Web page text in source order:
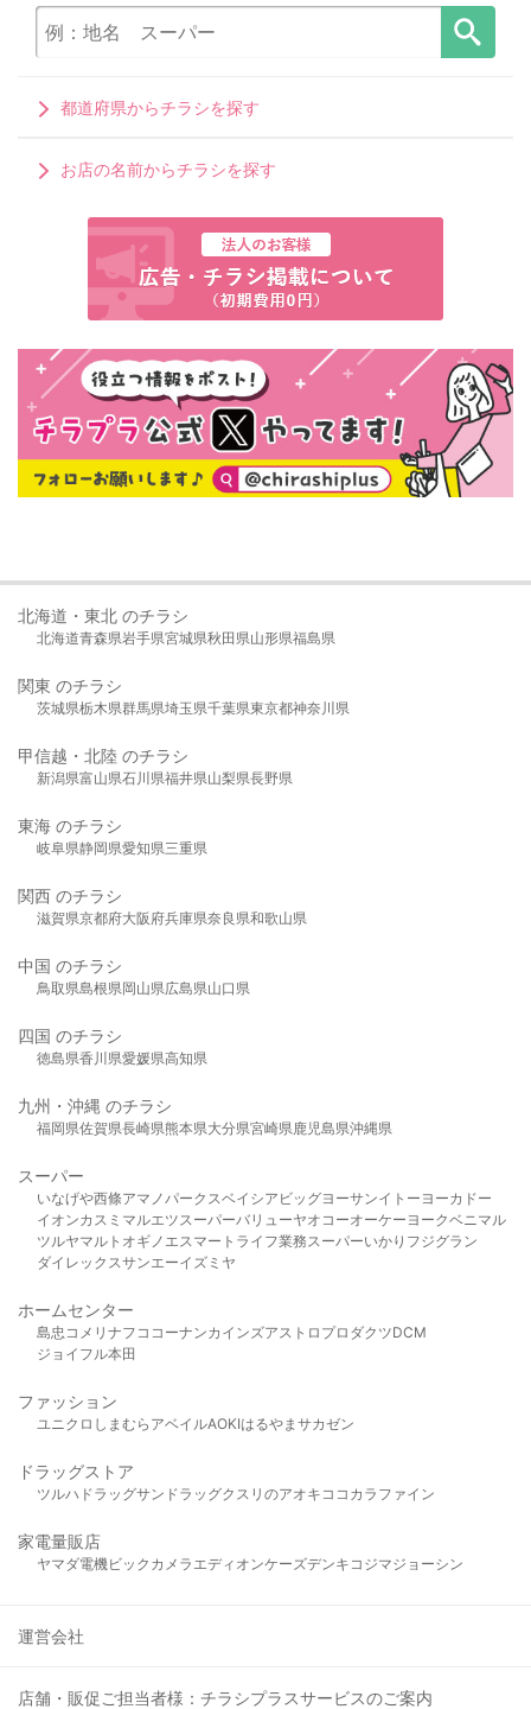
都道府県からチラシを探す
お店の名前からチラシを探す
北海道・東北 のチラシ
北海道青森県岩手県宮城県秋田県山形県福島県
関東 のチラシ
茨城県栃木県群馬県埼玉県千葉県東京都神奈川県
甲信越・北陸 のチラシ
新潟県富山県石川県福井県山梨県長野県
東海 のチラシ
岐阜県静岡県愛知県三重県
関西 のチラシ
滋賀県京都府大阪府兵庫県奈良県和歌山県
中国 のチラシ
鳥取県島根県岡山県広島県山口県
四国 のチラシ
徳島県香川県愛媛県高知県
九州・沖縄 のチラシ
福岡県佐賀県長崎県熊本県大分県宮崎県鹿児島県沖縄県
スーパー
いなげや西條アマノパークスベイシア ビッグヨーサンイトーヨーカドー
イオンカスミ マルエツスーパーバリューヤオコーオーケー ヨークベニマル
ツルヤマルト オギノ エスマート ライフ業務スーパーいかり フジグラン
ダイレックスサンエーイズミヤ
ホームセンター
島忠 コメリ ナフコ コーナンカインズアストロプロダクツDCM
ジョイフル本田
ファッション
ユニクロ しまむら アベイルAOKIはるやま サカゼン
ドラッグストア
ツルハドラッグサンドラッグクスリのアオキ ココカラファイン
家電量販店
ヤマダ電機ビックカメラ エディオンケーズデンキ コジマジョーシン
運営会社
店舗・販促ご担当者様：チラシプラスサービスのご案内